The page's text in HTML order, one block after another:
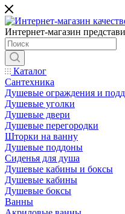
Интернет-магазин
Каталог
Сантехника
Душевые ограждения и
Душевые уголки
Душевые двери
Душевые перегородки
Шторки на ванну
Душевые поддоны
Сиденья для душа
Душевые кабины и боксы
Душевые кабины
Душевые боксы
Ванны